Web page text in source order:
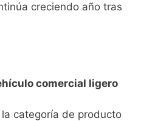
creciendo año tras
comercial ligero
categoría de producto